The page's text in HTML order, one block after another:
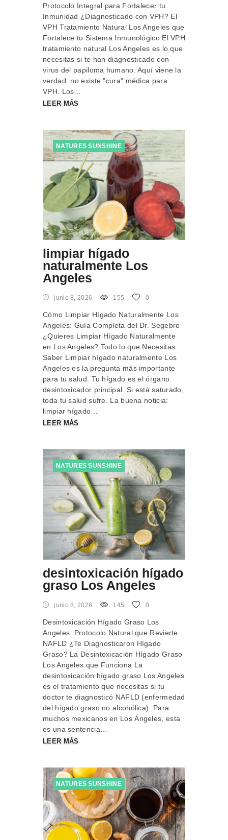
Protocolo Integral para Fortalecer tu
Inmunidad ¿Diagnosticado con VPH? El
VPH Tratamiento Natural Los Angeles que
Fortalece tu Sistema Inmunológico El VPH
tratamiento natural Los Angeles es lo que
necesitas si te han diagnosticado con
virus del papiloma humano. Aquí viene la
verdad: no existe "cura" médica para
VPH. Los…
LEER MÁS
NATURES SUNSHINE
limpiar hígado
naturalmente Los
Angeles
junio 8, 2026 155 0
Cómo Limpiar Hígado Naturalmente Los
Angeles: Guía Completa del Dr. Segebre
¿Quieres Limpiar Hígado Naturalmente
en Los Angeles? Todo lo que Necesitas
Saber Limpiar hígado naturalmente Los
Angeles es la pregunta más importante
para tu salud. Tu hígado es el órgano
desintoxicador principal. Si está saturado,
toda tu salud sufre. La buena noticia:
limpiar hígado…
LEER MÁS
NATURES SUNSHINE
desintoxicación hígado
graso Los Angeles
junio 8, 2026 145 0
Desintoxicación Hígado Graso Los
Angeles: Protocolo Natural que Revierte
NAFLD ¿Te Diagnosticaron Hígado
Graso? La Desintoxicación Hígado Graso
Los Angeles que Funciona La
desintoxicación hígado graso Los Angeles
es el tratamiento que necesitas si tu
doctor te diagnosticó NAFLD (enfermedad
del hígado graso no alcohólica). Para
muchos mexicanos en Los Ángeles, esta
es una sentencia…
LEER MÁS
NATURES SUNSHINE